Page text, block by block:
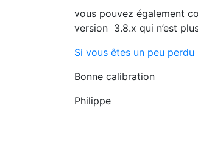
vous pouvez également
version 3.8.x qui n’est
Si vous êtes un peu
Bonne calibration
Philippe